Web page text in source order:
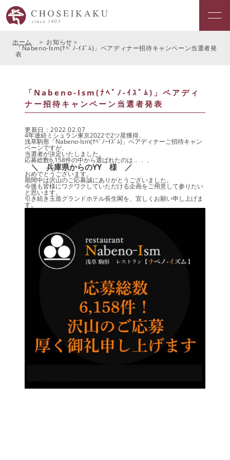
ホーム お知らせ
「Nabeno-Ism(ﾅﾍﾞﾉ-ｲｽﾞﾑ)」ペアディナー招待キャンペーン当選者発
表
「Nabeno-Ism(ﾅﾍﾞﾉ-ｲｽﾞﾑ)」ペアディ
ナー招待キャンペーン当選者発表
更新日：2022.02.07
4年連続ミシュラン東京2022で2ツ星獲得、
浅草駒形「Nabeno-Ism(ﾅﾍﾞﾉｰｲｽﾞﾑ)」ペアディナーご招待キャン
ペーンですが、
当選者が決定いたしました。
応募総数6,158件の中から選ばれたのは．．．
＼ 兵庫県からのYY 様 ／
おめでとうございます。
期間中は沢山のご応募誠にありがとうございました。
今後も皆様にワクワクしていただける企画をご用意して参りたい
と思います。
引き続き玉造グランドホテル長生閣を、宜しくお願い申し上げま
す。